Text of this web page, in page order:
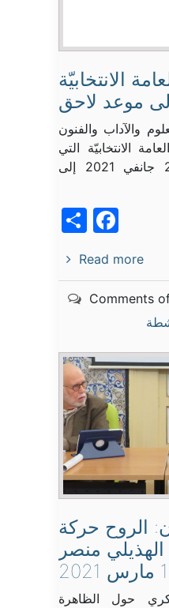
الانتخابيّة
موعد لاحق
والآداب والفنون
الانتخابيّة التي
كانت مبرمجة ليوم 23 جانفي 2021 إلى
Read more
Comments
الروح حركة
الهذيلي منصر
حول الظاهرة